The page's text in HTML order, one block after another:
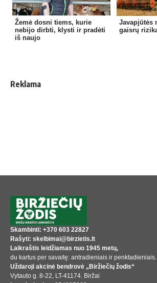
Žemė dosni tiems, kurie
nebijo dirbti, klysti ir pradėti
iš naujo
Javapjūtės
gaisrų
Reklama
Skambinti: +370 603 22827
Rašyti: skelbimai@birzietis.lt
Laikraštis leidžiamas nuo 1945 metų,
du kartus per savaitę: antradieniais ir penktadieniais.
Uždaroji akcinė bendrovė „Biržiečių žodis“
Vytauto g. 8-22, LT-41174. Biržai